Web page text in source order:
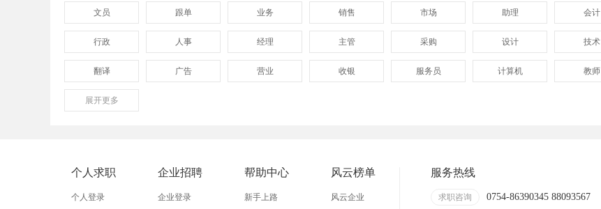
文员 跟单 业务 销售 市场 助理 会计
行政 人事 经理 主管 采购 设计 技术
翻译 广告 营业 收银 服务员 计算机 教师
保险
展开更多
个人求职
个人登录
企业招聘
企业登录
帮助中心
新手上路
风云榜单
风云企业
服务热线
求职咨询 0754-86390345 88093567